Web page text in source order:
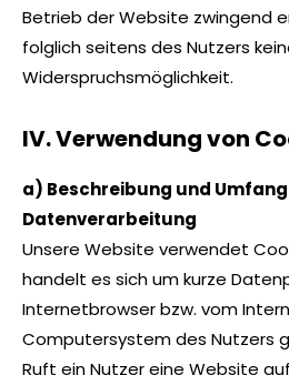
Betrieb der Website zwingend
folglich seitens des Nutzers
Widerspruchsmöglichkeit.
IV. Verwendung von
a) Beschreibung und
Datenverarbeitung
Unsere Website verwendet
handelt es sich um kurze
Internetbrowser bzw. vom
Computersystem des Nutzers
Ruft ein Nutzer eine Website